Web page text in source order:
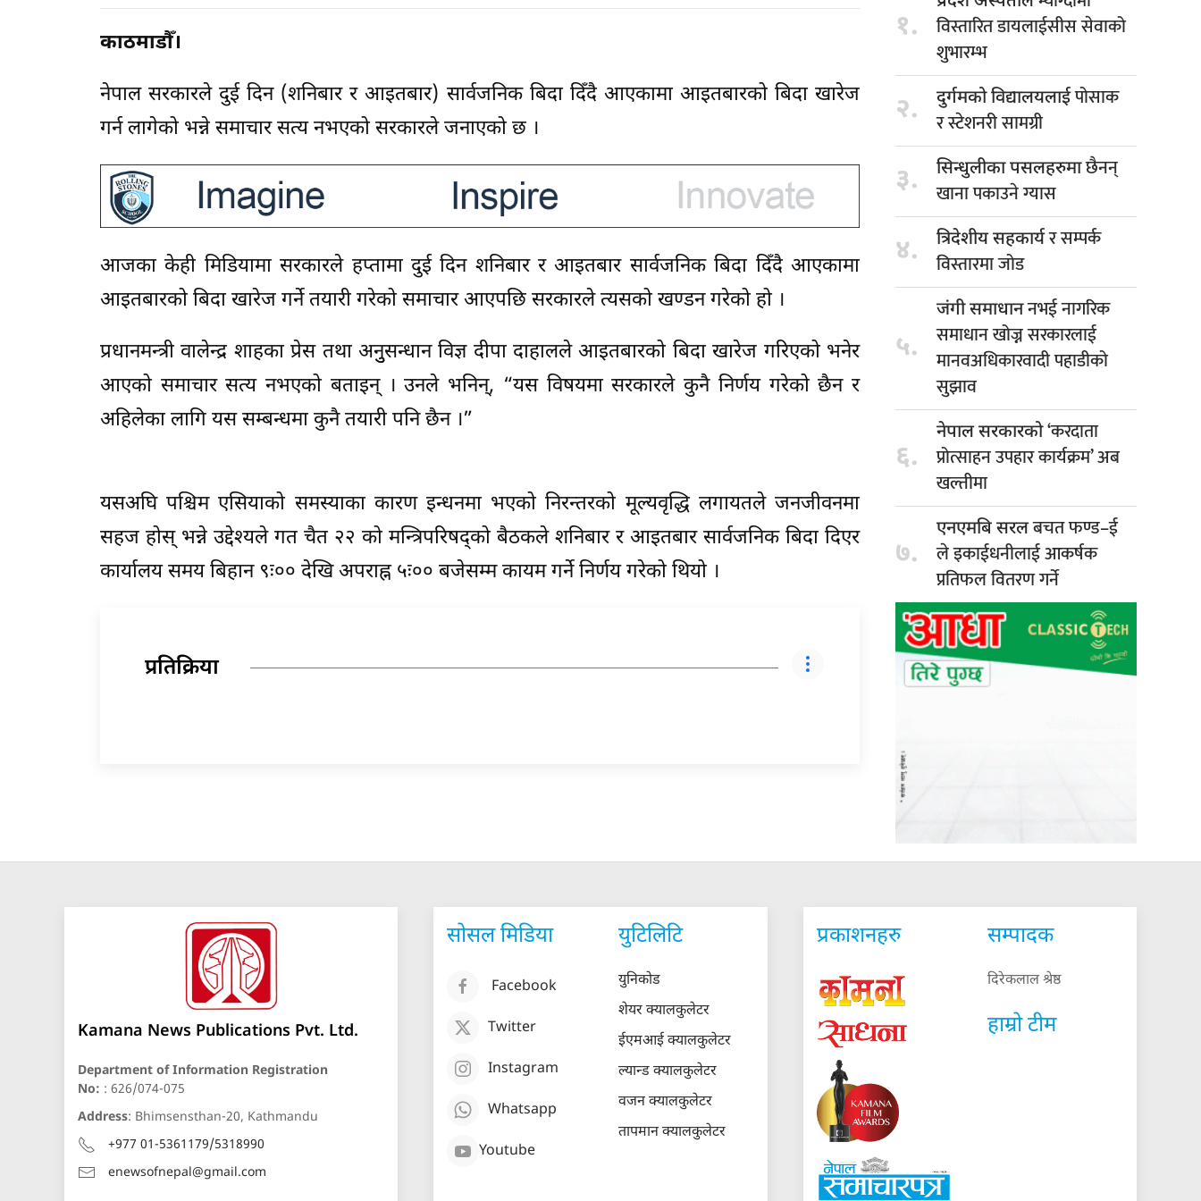
काठमाडौँ।
नेपाल सरकारले दुई दिन (शनिबार र आइतबार) सार्वजनिक बिदा दिँदै आएकामा आइतबारको बिदा खारेज
गर्न लागेको भन्ने समाचार सत्य नभएको सरकारले जनाएको छ ।
आजका केही मिडियामा सरकारले हप्तामा दुई दिन शनिबार र आइतबार सार्वजनिक बिदा दिँदै आएकामा
आइतबारको बिदा खारेज गर्ने तयारी गरेको समाचार आएपछि सरकारले त्यसको खण्डन गरेको हो ।
प्रधानमन्त्री वालेन्द्र शाहका प्रेस तथा अनुुसन्धान विज्ञ दीपा दाहालले आइतबारको बिदा खारेज गरिएको भनेर
आएको समाचार सत्य नभएको बताइन् । उनले भनिन्, “यस विषयमा सरकारले कुनै निर्णय गरेको छैन र
अहिलेका लागि यस सम्बन्धमा कुनै तयारी पनि छैन ।”
यसअघि पश्चिम एसियाको समस्याका कारण इन्धनमा भएको निरन्तरको मूल्यवृद्धि लगायतले जनजीवनमा
सहज होस् भन्ने उद्देश्यले गत चैत २२ को मन्त्रिपरिषद्को बैठकले शनिबार र आइतबार सार्वजनिक बिदा दिएर
कार्यालय समय बिहान ९ः०० देखि अपराह्न ५ः०० बजेसम्म कायम गर्ने निर्णय गरेको थियो ।
प्रतिक्रिया
१.
विस्तारित डायलाईसीस सेवाको
शुभारम्भ
२. दुर्गमको विद्यालयलाईपोसाक
र स्टेशनरी सामग्री
३. सिन्धुलीका पसलहरुमाछैनन्
खाना पकाउने ग्यास
४. त्रिदेशीय सहकार्यर सम्पर्क
विस्तारमा जोड
५.
जंगी समाधाननभई नागरिक
समाधान खोज्न सरकारलाई
मानवअधिकारवादी पहाडीको
सुझाव
६.
नेपाल सरकारको‘करदाता
प्रोत्साहन उपहार कार्यक्रम’ अब
खल्तीमा
७.
एनएमबि सरलबचत फण्ड–ई
ले इकाईधनीलाई आकर्षक
प्रतिफल वितरण गर्ने
Kamana News Publications Pvt. Ltd.
Department of Information Registration
No: : 626/074-075
Address: Bhimsensthan-20, Kathmandu
+977 01-5361179/5318990
enewsofnepal@gmail.com
सोसल मिडिया
Facebook
Twitter
Instagram
Whatsapp
Youtube
युटिलिटि
युनिकोड
शेयर क्यालकुलेटर
ईएमआई क्यालकुलेटर
ल्यान्ड क्यालकुलेटर
वजन क्यालकुलेटर
तापमान क्यालकुलेटर
प्रकाशनहरु सम्पादक
दिरेकलाल श्रेष्ठ
हाम्रो टीम